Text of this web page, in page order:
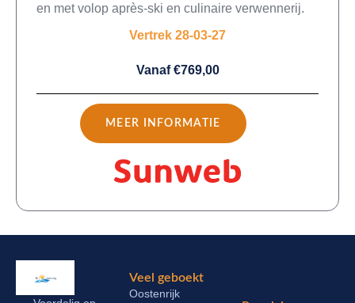
en met volop après-ski en culinaire verwennerij.
Vertrek 28-03-27
Vanaf €769,00
MEER INFORMATIE
Veel geboekt
Oostenrijk